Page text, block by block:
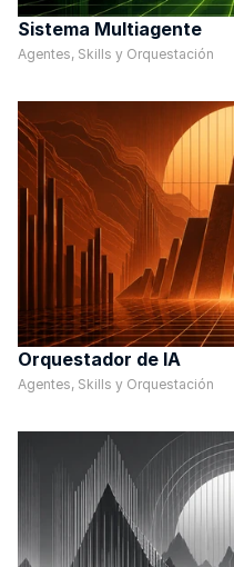
Sistema Multiagente
Agentes, Skills y Orquestación
Orquestador de IA
Agentes, Skills y Orquestación